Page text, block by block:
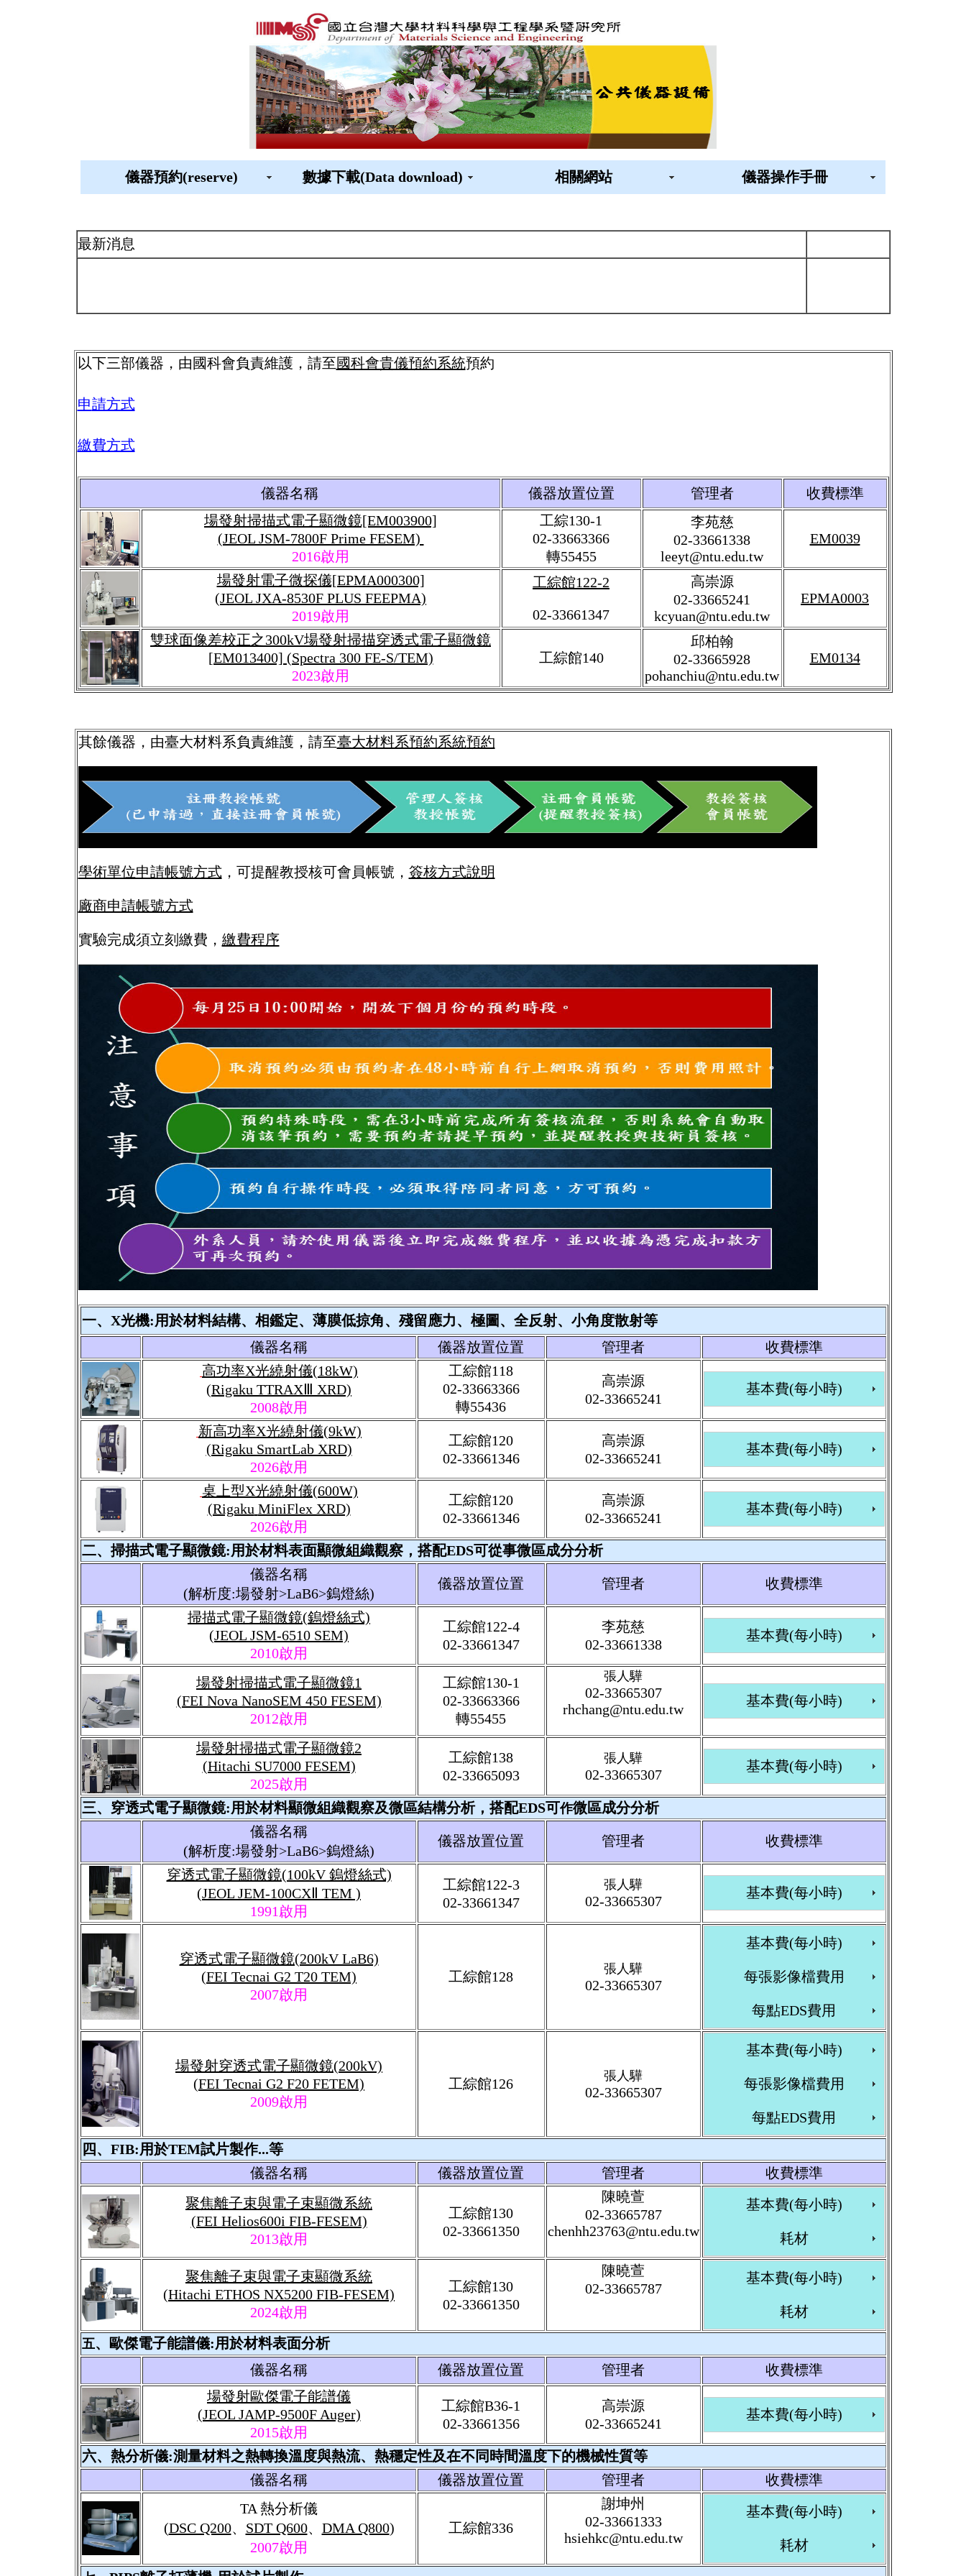
儀器預約(reserve) 數據下載(Data download) 相關網站 儀器操作手冊
最新消息
以下三部儀器，由國科會負責維護，請至國科會貴儀預約系統預約
申請方式
繳費方式
儀器名稱 儀器放置位置 管理者
收費標準
場發射掃描式電子顯微鏡[EM003900]
(JEOL JSM-7800F Prime FESEM)
2016啟用
工綜130-1
02-33663366
轉55455
李苑慈
02-33661338
leeyt@ntu.edu.tw
EM0039
場發射電子微探儀[EPMA000300]
(JEOL JXA-8530F PLUS FEEPMA)
2019啟用
工綜館122-2
02-33661347
高崇源
02-33665241
kcyuan@ntu.edu.tw
EPMA0003
雙球面像差校正之300kV場發射掃描穿透式電子顯微鏡
[EM013400] (Spectra 300 FE-S/TEM)
2023啟用
工綜館140
邱柏翰
02-33665928
pohanchiu@ntu.edu.tw
EM0134
其餘儀器，由臺大材料系負責維護，請至臺大材料系預約系統預約
學術單位申請帳號方式，可提醒教授核可會員帳號， 簽核方式說明
廠商申請帳號方式
實驗完成須立刻繳費， 繳費程序
一、X光機:用於材料結構、相鑑定、薄膜低掠角、殘留應力、極圖、全反射、小角度散射等
儀器名稱
儀器放置位置 管理者
收費標準
高功率X光繞射儀(18kW)
(Rigaku TTRAXⅢ XRD)
2008啟用
工綜館118
02-33663366
轉55436
高崇源
02-33665241
基本費(每小時)
新高功率X光繞射儀(9kW)
(Rigaku SmartLab XRD)
2026啟用
工綜館120
02-33661346
高崇源
02-33665241
基本費(每小時)
桌上型X光繞射儀(600W)
(Rigaku MiniFlex XRD)
2026啟用
工綜館120
02-33661346
高崇源
02-33665241
基本費(每小時)
二、掃描式電子顯微鏡:用於材料表面顯微組織觀察，搭配EDS可從事微區成分分析
儀器名稱
(解析度:場發射>LaB6>鎢燈絲)
儀器放置位置 管理者 收費標準
掃描式電子顯微鏡(鎢燈絲式)
(JEOL JSM-6510 SEM)
2010啟用
工綜館122-4
02-33661347
李苑慈
02-33661338
基本費(每小時)
場發射掃描式電子顯微鏡1
(FEI Nova NanoSEM 450 FESEM)
2012啟用
工綜館130-1
02-33663366
轉55455
張人驊
02-33665307
rhchang@ntu.edu.tw
基本費(每小時)
場發射掃描式電子顯微鏡2
(Hitachi SU7000FESEM)
2025啟用
工綜館138
02-33665093
張人驊
02-33665307
基本費(每小時)
三、穿透式電子顯微鏡:用於材料顯微組織觀察及微區結構分析，搭配EDS可作微區成分分析
儀器名稱
(解析度:場發射>LaB6>鎢燈絲)
儀器放置位置 管理者 收費標準
穿透式電子顯微鏡(100kV 鎢燈絲式)
(JEOL JEM-100CXⅡ TEM )
1991啟用
工綜館122-3
02-33661347
張人驊
02-33665307
基本費(每小時)
穿透式電子顯微鏡(200kV LaB6)
(FEI Tecnai G2 T20 TEM)
2007啟用
工綜館128 張人驊
02-33665307
基本費(每小時)
每張影像檔費用
每點EDS費用
場發射穿透式電子顯微鏡(200kV)
(FEI Tecnai G2 F20 FETEM)
2009啟用
工綜館126 張人驊
02-33665307
基本費(每小時)
每張影像檔費用
每點EDS費用
四、FIB:用於TEM試片製作...等
儀器名稱
儀器放置位置 管理者
收費標準
聚焦離子束與電子束顯微系統
(FEI Helios600i FIB-FESEM)
2013啟用
工綜館130
02-33661350
陳曉萱
02-33665787
chenhh23763@ntu.edu.tw
基本費(每小時)
耗材
聚焦離子束與電子束顯微系統
(Hitachi ETHOS NX5200 FIB-FESEM)
2024啟用
工綜館130
02-33661350
陳曉萱
02-33665787
基本費(每小時)
耗材
五、歐傑電子能譜儀:用於材料表面分析
儀器名稱
儀器放置位置 管理者
收費標準
場發射歐傑電子能譜儀
(JEOL JAMP-9500F Auger)
2015啟用
工綜館B36-1
02-33661356
高崇源
02-33665241
基本費(每小時)
六、熱分析儀:測量材料之熱轉換溫度與熱流、熱穩定性及在不同時間溫度下的機械性質等
儀器名稱
儀器放置位置 管理者
收費標準
TA 熱分析儀
(DSC Q200、 SDT Q600、 DMA Q800)
2007啟用
工綜館336
謝坤州
02-33661333
hsiehkc@ntu.edu.tw
基本費(每小時)
耗材